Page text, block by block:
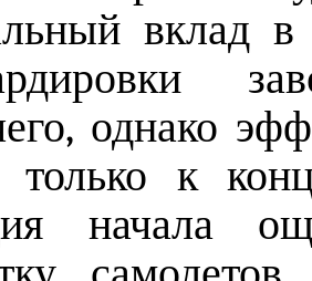
вклад в
однако
только к
начала